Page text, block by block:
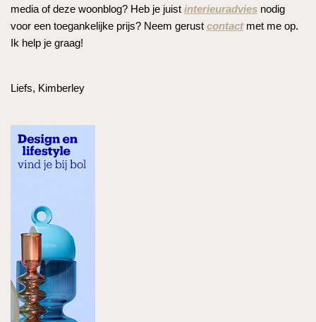
media of deze woonblog? Heb je juist interieuradvies nodig
voor een toegankelijke prijs? Neem gerust contactmet me op.
Ik help je graag!
Liefs, Kimberley